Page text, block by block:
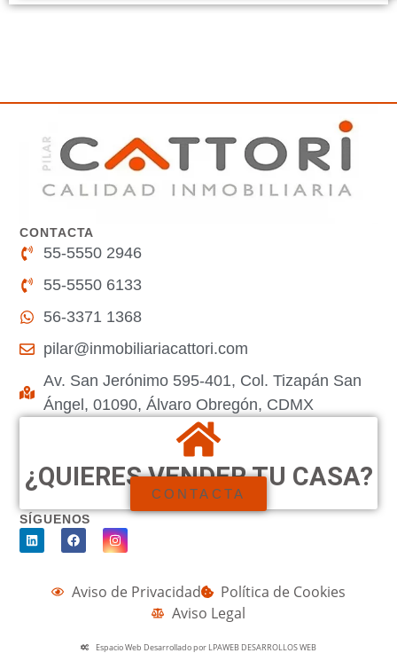
CONTACTA
55-5550 2946
55-5550 6133
56-3371 1368
pilar@inmobiliariacattori.com
Av. San Jerónimo 595-401, Col. Tizapán San
Ángel, 01090, Álvaro Obregón, CDMX
¿QUIERES VENDER TU CASA?
CONTACTA
SÍGUENOS
Aviso de Privacidad
Política de Cookies
Aviso Legal
Espacio Web Desarrollado por LPAWEB DESARROLLOS WEB